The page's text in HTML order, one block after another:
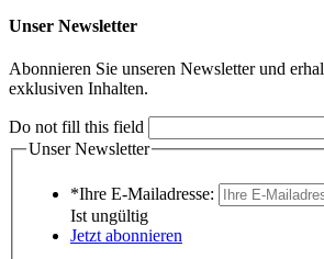
Unser Newsletter
Abonnieren Sie unseren Newsletter und
exklusiven Inhalten.
Do not fill this field
Unser Newsletter
*Ihre E-Mailadresse:
Ist ungültig
Jetzt abonnieren